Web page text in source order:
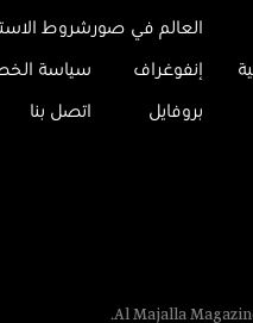
العالم في صور
إنفوغراف
بروفايل
شروط
سياسة
اتصل بنا